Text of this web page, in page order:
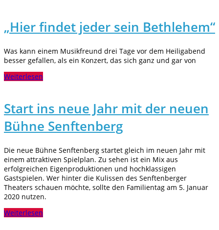
„Hier findet jeder sein Bethlehem“
Was kann einem Musikfreund drei Tage vor dem Heiligabend
besser gefallen, als ein Konzert, das sich ganz und gar von
Weiterlesen
Start ins neue Jahr mit der neuen
Bühne Senftenberg
Die neue Bühne Senftenberg startet gleich im neuen Jahr mit
einem attraktiven Spielplan. Zu sehen ist ein Mix aus
erfolgreichen Eigenproduktionen und hochklassigen
Gastspielen. Wer hinter die Kulissen des Senftenberger
Theaters schauen möchte, sollte den Familientag am 5. Januar
2020 nutzen.
Weiterlesen